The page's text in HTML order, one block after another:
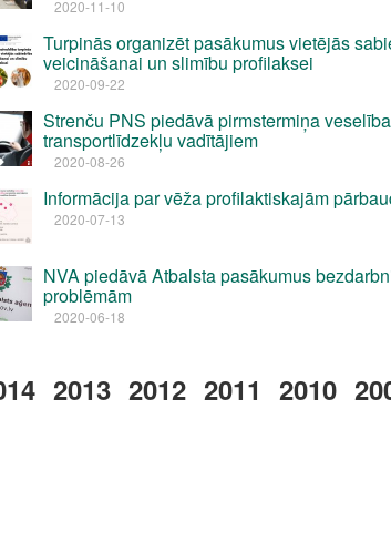
2020-11-10
Turpinās organizēt pasākumus vietējās
veicināšanai un slimību profilaksei
2020-09-22
Strenču PNS piedāvā pirmstermiņa
transportlīdzekļu vadītājiem
2020-08-26
Informācija par vēža profilaktiskajām
2020-07-13
NVA piedāvā Atbalsta pasākumus
problēmām
2020-06-18
2013 2012 2011 2010